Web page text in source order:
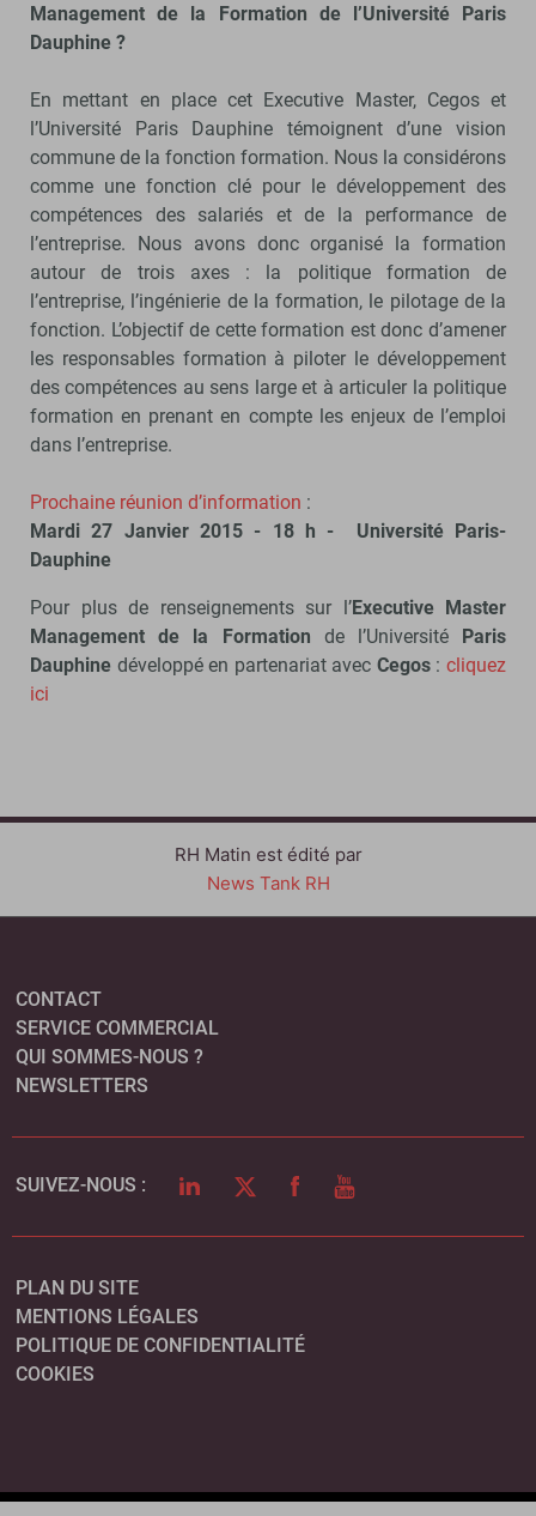
Management de la Formation de l’Université Paris
Dauphine ?
En mettant en place cet Executive Master, Cegos et
l’Université Paris Dauphine témoignent d’une vision
commune de la fonction formation. Nous la considérons
comme une fonction clé pour le développement des
compétences des salariés et de la performance de
l’entreprise. Nous avons donc organisé la formation
autour de trois axes : la politique formation de
l’entreprise, l’ingénierie de la formation, le pilotage de la
fonction. L’objectif de cette formation est donc d’amener
les responsables formation à piloter le développement
des compétences au sens large et à articuler la politique
formation en prenant en compte les enjeux de l’emploi
dans l’entreprise.
Prochaine réunion d’information :
Mardi 27 Janvier 2015 - 18 h - Université Paris-
Dauphine
Pour plus de renseignements sur l’Executive Master
Management de la Formation de l’Université Paris
Dauphine développé en partenariat avec Cegos:cliquez
ici
RH Matin est édité par
News Tank RH
CONTACT
SERVICE COMMERCIAL
QUI SOMMES-NOUS ?
NEWSLETTERS
SUIVEZ-NOUS : LINKEDINTWITTERFACEBOOK
YOUTUBE
PLAN DU SITE
MENTIONS LÉGALES
POLITIQUE DE CONFIDENTIALITÉ
COOKIES